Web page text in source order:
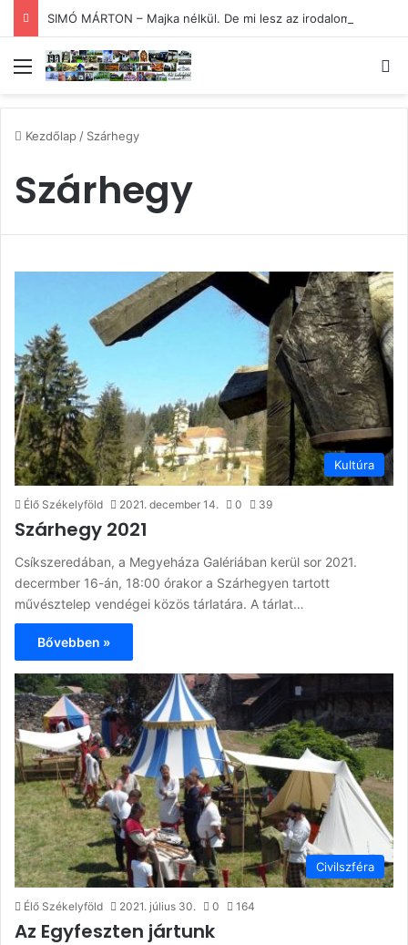
SIMÓ MÁRTON – Majka nélkül. De mi lesz az irodalommal?
Menü
Kezdőlap/ Szárhegy
Szárhegy
Kultúra
Élő Székelyföld 2021. december 14. 0 39
Szárhegy 2021
Csíkszeredában, a Megyeháza Galériában kerül sor 2021.
decermber 16-án, 18:00 órakor a Szárhegyen tartott
művésztelep vendégei közös tárlatára. A tárlat…
Bővebben »
Civilszféra
Élő Székelyföld 2021. július 30. 0 164
Az Egyfeszten jártunk